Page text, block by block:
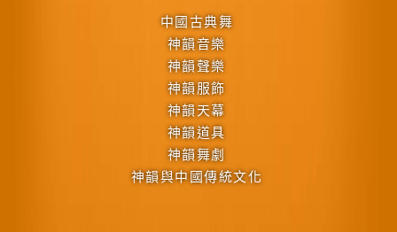
中國古典舞
神韻音樂
神韻聲樂
神韻服飾
神韻天幕
神韻道具
神韻舞劇
神韻與中國傳統文化